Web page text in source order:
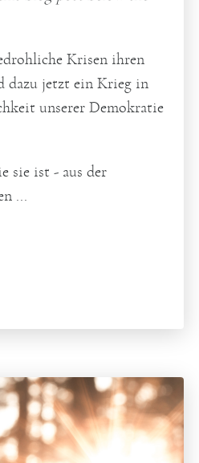
Krisen ihren
dazu jetzt ein Krieg in
unserer Demokratie
sie ist - aus der
...